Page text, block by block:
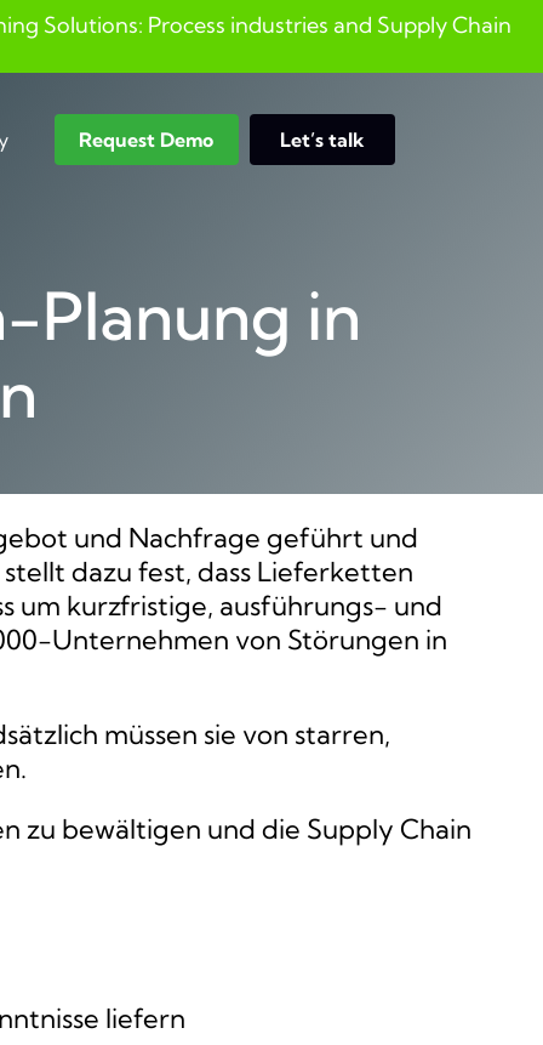
Solutions: Process industries and ​Supply Chain
Request Demo Let’s talk
Planung in
und Nachfrage geführt und
dazu fest, dass Lieferketten
um kurzfristige, ausführungs- und
Unternehmen von Störungen in
müssen sie von starren,
zu bewältigen und die Supply Chain
liefern